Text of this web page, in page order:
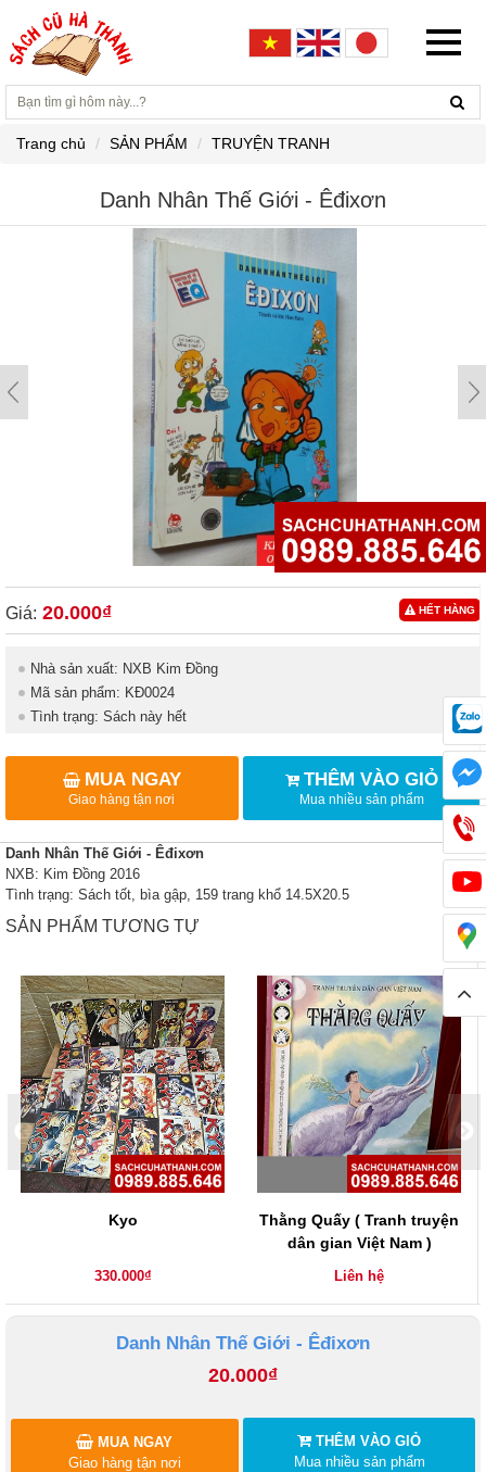
Trang chủ SẢN PHẨM TRUYỆN TRANH
Danh Nhân Thế Giới - Êđixơn
HẾT HÀNG
Giá: 20.000₫
Nhà sản xuất: NXB Kim Đồng
Mã sản phẩm: KĐ0024
Tình trạng: Sách này hết
MUA NGAY
Giao hàng tận nơi
THÊM VÀO GIỎ
Mua nhiều sản phẩm
Danh Nhân Thế Giới - Êđixơn
NXB: Kim Đồng 2016
Tình trạng: Sách tốt, bìa gập, 159 trang khổ 14.5X20.5
SẢN PHẨM TƯƠNG TỰ
Kyo
330.000₫
Thằng Quấy ( Tranh truyện
dân gian Việt Nam )
Liên hệ
Danh Nhân Thế Giới - Êđixơn
20.000₫
THÊM VÀO GIỎ
Mua nhiều sản phẩm
MUA NGAY
Giao hàng tận nơi